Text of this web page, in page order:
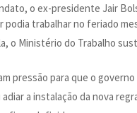
o ex-presidente Jair
podia trabalhar no feriado
o Ministério do Trabalho
pressão para que o
a instalação da nova